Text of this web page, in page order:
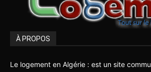
À PROPOS
Le logement en Algérie : est un site